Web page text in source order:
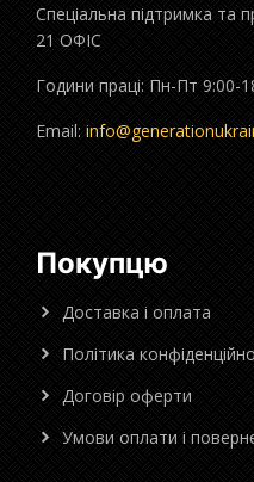
Спеціальна підтримка та
21 ОФІС
Години праці: Пн-Пт 9:00-
Email:
Покупцю
Доставка і оплата
Політика
Договір оферти
Умови оплати і